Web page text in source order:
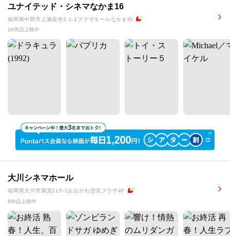
ユナイテッド・シネマなかま16
福岡県中間市上連花寺3-1-1プラザモールなかま内
24作品上映中
大川シネマホール
福岡県大川市酒見215-1おおかわ交流プラザ4F
9作品上映中